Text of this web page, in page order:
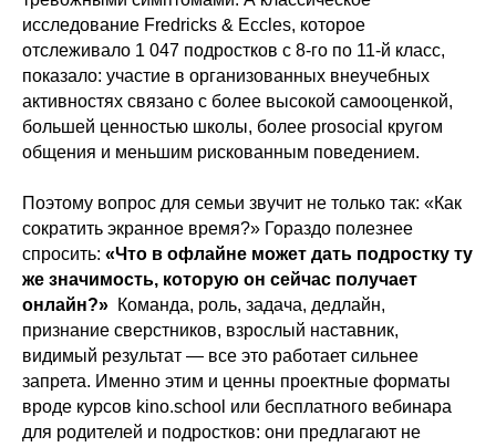
исследование Fredricks & Eccles, которое
отслеживало 1 047 подростков с 8-го по 11-й класс,
показало: участие в организованных внеучебных
активностях связано с более высокой самооценкой,
большей ценностью школы, более prosocial кругом
общения и меньшим рискованным поведением.
Поэтому вопрос для семьи звучит не только так: «Как
сократить экранное время?» Гораздо полезнее
спросить: «Что в офлайне может дать подростку ту
же значимость, которую он сейчас получает
онлайн?» Команда, роль, задача, дедлайн,
признание сверстников, взрослый наставник,
видимый результат — все это работает сильнее
запрета. Именно этим и ценны проектные форматы
вроде курсов kino.school или бесплатного вебинара
для родителей и подростков: они предлагают не